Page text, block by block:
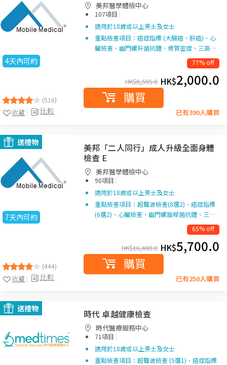
4天內可約
(516)
比較
收藏
美邦醫學體檢中心
107項目 |
適用於18歲或以上男士及女士
重點檢查項目：癌症指標 (大腸癌、肝癌)、心
臟檢查、幽門螺杆菌抗體、骨質密度、三高…
77% off
HK$8,595.0 HK$2,000.0
購買
已有390人購買
送禮物
7天內可約
(444)
比較
收藏
美邦「二人同行」成人升級全面身體
檢查 E
美邦醫學體檢中心
90項目 |
適用於18歲或以上男士及女士
重點檢查項目：超聲波檢查(8選2)、癌症指標
(6選2)、心臟檢查、幽門螺旋桿菌抗體、三…
65% off
HK$16,480.0 HK$5,700.0
購買
已有250人購買
送禮物 時代 卓越健康檢查
時代醫療服務中心
71項目 |
適用於18歲或以上男士及女士
重點檢查項目：超聲波檢查 (5選1)、癌症指標